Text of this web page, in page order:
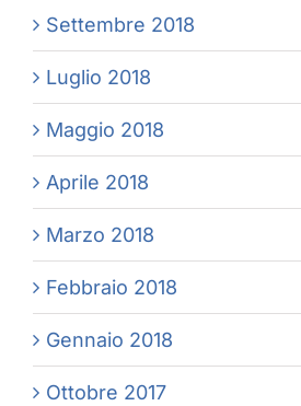
Settembre 2018
Luglio 2018
Maggio 2018
Aprile 2018
Marzo 2018
Febbraio 2018
Gennaio 2018
Ottobre 2017